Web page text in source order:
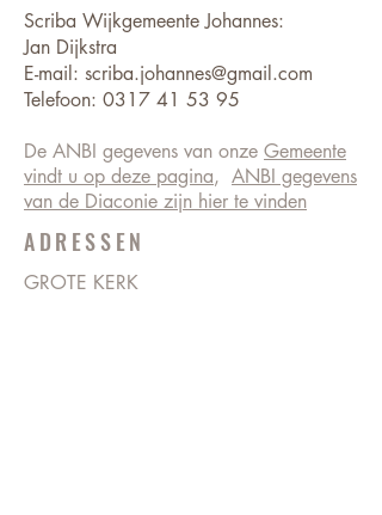
Scriba Wijkgemeente Johannes:
Jan Dijkstra
E-mail: scriba.johannes@gmail.com
Telefoon: 0317 41 53 95
De ANBI gegevens van onze Gemeente
vindt u op deze pagina, ANBI gegevens
van de Diaconie zijn hier te vinden
ADRESSEN
GROTE KERK